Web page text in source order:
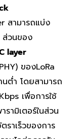
สามารถแบ่ง
ส่วนของ
layer
ของLoRa
นต่ำ โดยสามารถ
เพื่อการใช้
รามิเตอร์ในส่วน
ราเร็วของการ